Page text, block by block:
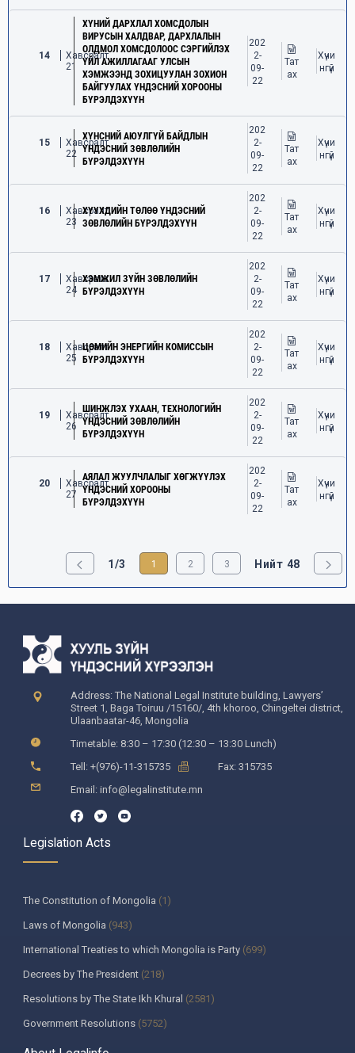
14
Хавсралт
21
ХҮНИЙ ДАРХЛАЛ ХОМСДОЛЫН
ВИРУСЫН ХАЛДВАР, ДАРХЛАЛЫН
ОЛДМОЛ ХОМСДОЛООС СЭРГИЙЛЭХ
ҮЙЛ АЖИЛЛАГААГ УЛСЫН
ХЭМЖЭЭНД ЗОХИЦУУЛАН ЗОХИОН
БАЙГУУЛАХ ҮНДЭСНИЙ ХОРООНЫ
БҮРЭЛДЭХҮҮН
202
2-
09-
22
Тат
ах
Хүчи
нгүй
15
Хавсралт
22
ХҮНСНИЙ АЮУЛГҮЙ БАЙДЛЫН
ҮНДЭСНИЙ ЗӨВЛӨЛИЙН
БҮРЭЛДЭХҮҮН
202
2-
09-
22
Тат
ах
Хүчи
нгүй
16
Хавсралт
23
ХҮҮХДИЙН ТӨЛӨӨ ҮНДЭСНИЙ
ЗӨВЛӨЛИЙН БҮРЭЛДЭХҮҮН
202
2-
09-
22
Тат
ах
Хүчи
нгүй
17
Хавсралт
24
ХЭМЖИЛ ЗҮЙН ЗӨВЛӨЛИЙН
БҮРЭЛДЭХҮҮН
202
2-
09-
22
Тат
ах
Хүчи
нгүй
18
Хавсралт
25
ЦӨМИЙН ЭНЕРГИЙН КОМИССЫН
БҮРЭЛДЭХҮҮН
202
2-
09-
22
Тат
ах
Хүчи
нгүй
19
Хавсралт
26
ШИНЖЛЭХ УХААН, ТЕХНОЛОГИЙН
ҮНДЭСНИЙ ЗӨВЛӨЛИЙН
БҮРЭЛДЭХҮҮН
202
2-
09-
22
Тат
ах
Хүчи
нгүй
20
Хавсралт
27
АЯЛАЛ ЖУУЛЧЛАЛЫГ ХӨГЖҮҮЛЭХ
ҮНДЭСНИЙ ХОРООНЫ
БҮРЭЛДЭХҮҮН
202
2-
09-
22
Тат
ах
Хүчи
нгүй
1/3 1 2 3 Нийт 48
Address: The National Legal Institute building, Lawyers’
Street 1, Baga Toiruu /15160/, 4th khoroo, Chingeltei district,
Ulaanbaatar-46, Mongolia
Timetable: 8:30 – 17:30 (12:30 – 13:30 Lunch)
Tell: +(976)-11-315735
Fax: 315735
Email: info@legalinstitute.mn
Legislation Acts
The Constitution of Mongolia (1)
Laws of Mongolia (943)
International Treaties to which Mongolia is Party (699)
Decrees by The President (218)
Resolutions by The State Ikh Khural (2581)
Government Resolutions (5752)
Decisions by The Constitutional Court of Mongolia